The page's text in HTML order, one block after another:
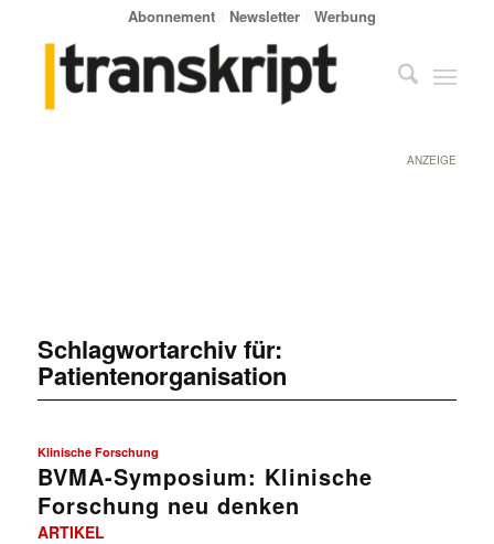
Abonnement Newsletter Werbung
ANZEIGE
Schlagwortarchiv für:
Patientenorganisation
Klinische Forschung
BVMA-Symposium: Klinische
Forschung neu denken
ARTIKEL